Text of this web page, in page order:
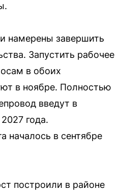
намерены завершить
Запустить рабочее
в обоих
в ноябре. Полностью
введут в
года.
началось в сентябре
построили в районе